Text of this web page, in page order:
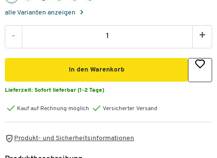
alle Varianten anzeigen
- +
In den Warenkorb
Lieferzeit: Sofort lieferbar (1-2 Tage)
Kauf auf Rechnung möglich Versicherter Versand
Produkt- und Sicherheitsinformationen